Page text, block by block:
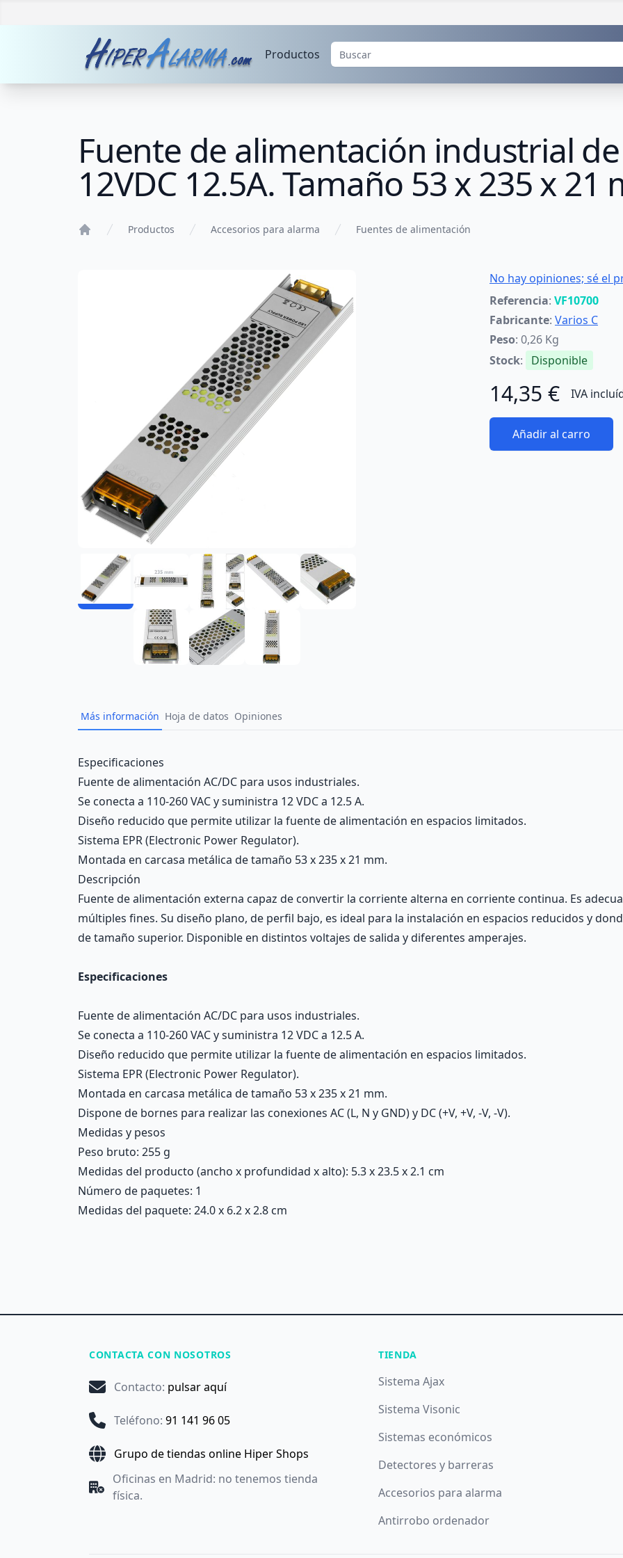
Productos
Fuente de alimentación industrial
12VDC 12.5A. Tamaño 53 x 235 x 21
Productos Accesorios para alarma Fuentes de alimentación
No hay opiniones; sé el
Referencia: VF10700
Fabricante: Varios C
Peso: 0,26 Kg
Stock: Disponible
14,35 € IVA
Añadir al carro
Más información Hoja de datos Opiniones
Description
Especificaciones
Fuente de alimentación AC/DC para usos industriales.
Se conecta a 110-260 VAC y suministra 12 VDC a 12.5 A.
Diseño reducido que permite utilizar la fuente de alimentación en espacios limitados.
Sistema EPR (Electronic Power Regulator).
Montada en carcasa metálica de tamaño 53 x 235 x 21 mm.
Descripción
Fuente de alimentación externa capaz de convertir la corriente alterna en corriente continua. Es
múltiples fines. Su diseño plano, de perfil bajo, es ideal para la instalación en espacios reducidos y
de tamaño superior. Disponible en distintos voltajes de salida y diferentes amperajes.
Especificaciones
Fuente de alimentación AC/DC para usos industriales.
Se conecta a 110-260 VAC y suministra 12 VDC a 12.5 A.
Diseño reducido que permite utilizar la fuente de alimentación en espacios limitados.
Sistema EPR (Electronic Power Regulator).
Montada en carcasa metálica de tamaño 53 x 235 x 21 mm.
Dispone de bornes para realizar las conexiones AC (L, N y GND) y DC (+V, +V, -V, -V).
Medidas y pesos
Peso bruto: 255 g
Medidas del producto (ancho x profundidad x alto): 5.3 x 23.5 x 2.1 cm
Número de paquetes: 1
Medidas del paquete: 24.0 x 6.2 x 2.8 cm
CONTACTA CON NOSOTROS
Contacto: pulsar aquí
Teléfono: 91 141 96 05
Grupo de tiendas online Hiper Shops
Oficinas en Madrid: no tenemos tienda
física.
TIENDA
Sistema Ajax
Sistema Visonic
Sistemas económicos
Detectores y barreras
Accesorios para alarma
Antirrobo ordenador